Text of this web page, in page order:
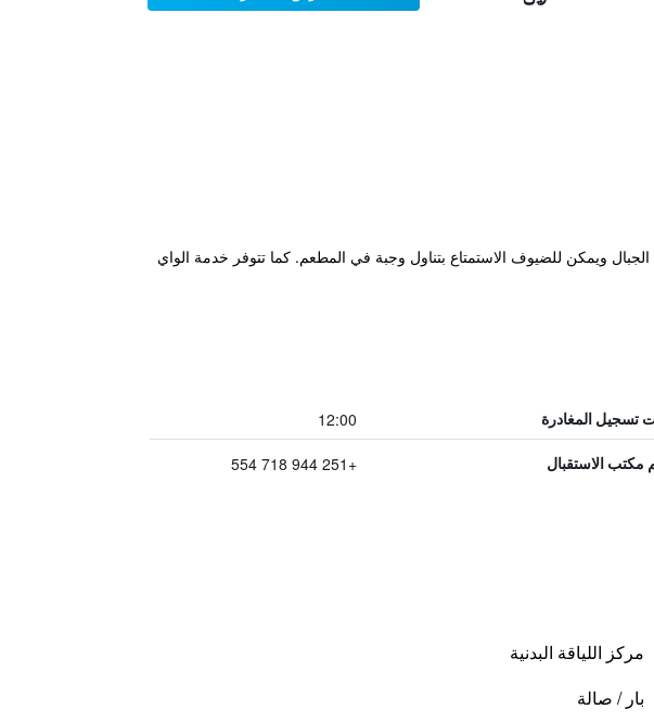
ويمكن للضيوف الاستمتاع بتناول وجبة في المطعم. كما تتوفر خدمة الواي
تسجيل المغادرة 12:00
مكتب الاستقبال +251 944 718 554
مركز اللياقة البدنية
بار / صالة